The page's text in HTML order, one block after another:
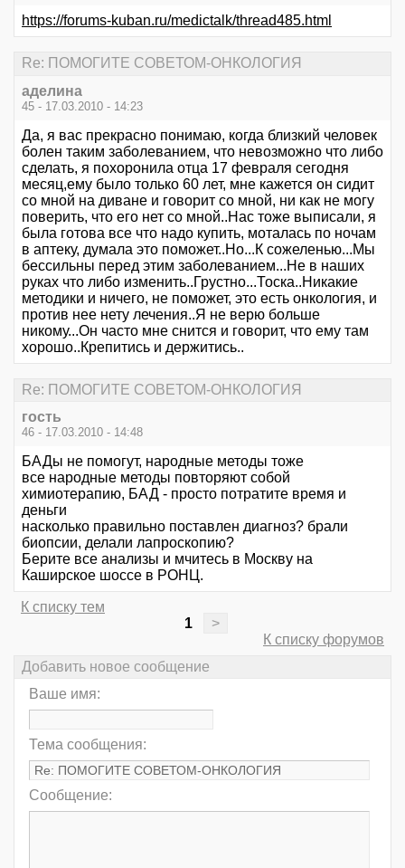
https://forums-kuban.ru/medictalk/thread485.html
Re: ПОМОГИТЕ СОВЕТОМ-ОНКОЛОГИЯ
аделина
45 - 17.03.2010 - 14:23
Да, я вас прекрасно понимаю, когда близкий человек
болен таким заболеванием, что невозможно что либо
сделать, я похоронила отца 17 февраля сегодня
месяц,ему было только 60 лет, мне кажется он сидит
со мной на диване и говорит со мной, ни как не могу
поверить, что его нет со мной..Нас тоже выписали, я
была готова все что надо купить, моталась по ночам
в аптеку, думала это поможет..Но...К сожеленью...Мы
бессильны перед этим заболеванием...Не в наших
руках что либо изменить..Грустно...Тоска..Никакие
методики и ничего, не поможет, это есть онкология, и
против нее нету лечения..Я не верю больше
никому...Он часто мне снится и говорит, что ему там
хорошо..Крепитись и держитись..
Re: ПОМОГИТЕ СОВЕТОМ-ОНКОЛОГИЯ
гость
46 - 17.03.2010 - 14:48
БАДы не помогут, народные методы тоже
все народные методы повторяют собой
химиотерапию, БАД - просто потратите время и
деньги
насколько правильно поставлен диагноз? брали
биопсии, делали лапроскопию?
Берите все анализы и мчитесь в Москву на
Каширское шоссе в РОНЦ.
К списку тем
1
>
К списку форумов
Добавить новое сообщение
Ваше имя:
Тема сообщения:
Сообщение: